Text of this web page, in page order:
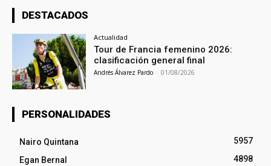
DESTACADOS
Actualidad
Tour de Francia femenino 2026:
clasificación general final
Andrés Álvarez Pardo - 01/08/2026
PERSONALIDADES
Nairo Quintana
5957
Egan Bernal
4898